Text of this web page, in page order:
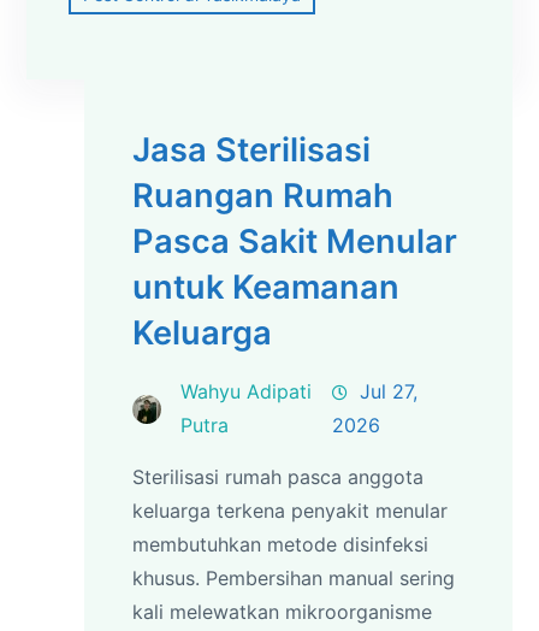
Jasa Sterilisasi
Ruangan Rumah
Pasca Sakit Menular
untuk Keamanan
Keluarga
Wahyu Adipati
Putra
Jul 27,
2026
Sterilisasi rumah pasca anggota
keluarga terkena penyakit menular
membutuhkan metode disinfeksi
khusus. Pembersihan manual sering
kali melewatkan mikroorganisme